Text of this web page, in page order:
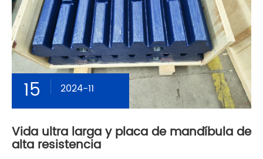
15 2024-11
Vida ultra larga y placa de mandíbula de
alta resistencia